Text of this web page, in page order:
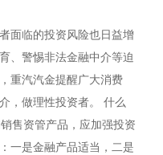
面临的投资风险也日益增
、警惕非法金融中介等迫
重汽汽金提醒广大消费
，做理性投资者。 什么
售资管产品，应加强投资
一是金融产品适当，二是